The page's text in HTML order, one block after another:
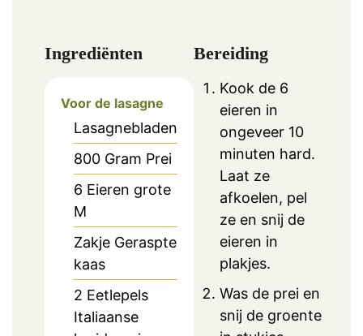
Ingrediënten
Voor de lasagne
Lasagnebladen
800 Gram Prei
6 Eieren grote
M
Zakje Geraspte
kaas
2 Eetlepels
Italiaanse
Bereiding
Kook de 6
eieren in
ongeveer 10
minuten hard.
Laat ze
afkoelen, pel
ze en snij de
eieren in
plakjes.
Was de prei en
snij de groente